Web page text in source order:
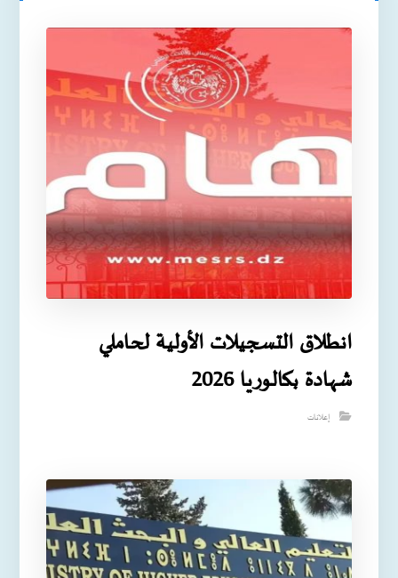
انطلاق التسجيلات الأولية لحاملي
شهادة بكالوريا 2026
إعلانات